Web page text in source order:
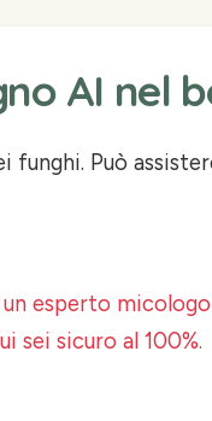
AI nel
Può
esperto
sei sicuro al 100%.